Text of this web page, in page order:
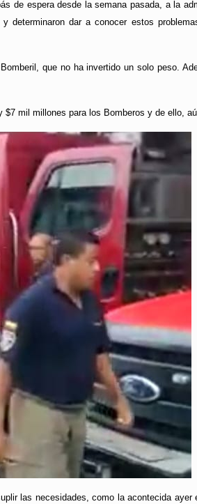
de espera desde la semana pasada, a la
determinaron dar a conocer estos
que no ha invertido un solo peso.
mil millones para los Bomberos y de ello,
las necesidades, como la acontecida